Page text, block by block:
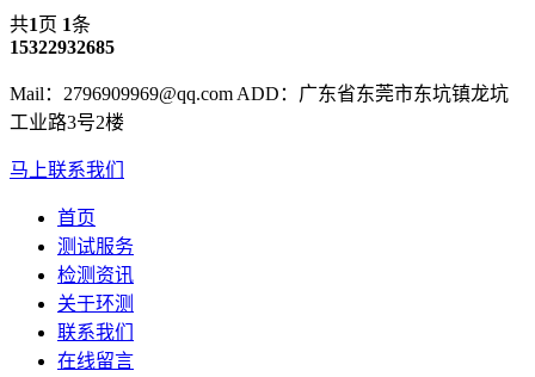
共1页 1条
15322932685
Mail：2796909969@qq.com ADD：广东省东莞市东坑镇龙坑
工业路3号2楼
马上联系我们
首页
测试服务
检测资讯
关于环测
联系我们
在线留言